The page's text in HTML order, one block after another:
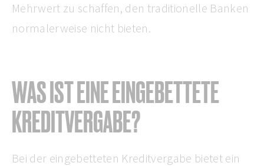
Mehrwert zu schaffen, den traditionelle Banken
normalerweise nicht bieten.
WAS IST EINE EINGEBETTETE
KREDITVERGABE?
Bei der eingebetteten Kreditvergabe bietet ein